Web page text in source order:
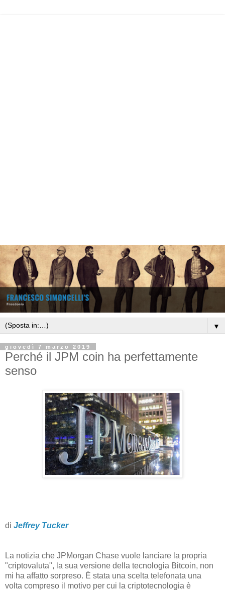
▼
giovedì 7 marzo 2019
Perché il JPM coin ha perfettamente
senso
di Jeffrey Tucker
La notizia che JPMorgan Chase vuole lanciare la propria
"criptovaluta", la sua versione della tecnologia Bitcoin, non
mi ha affatto sorpreso. È stata una scelta telefonata una
volta compreso il motivo per cui la criptotecnologia è